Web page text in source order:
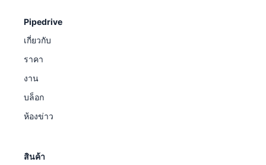
Pipedrive
เกี่ยวกับ
ราคา
งาน
บล็อก
ห้องข่าว
สินค้า